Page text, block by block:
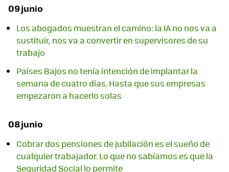
09 junio
Los abogados muestran el camino: la IA no nos va a
sustituir, nos va a convertir en supervisores de su
trabajo
Países Bajos no tenía intención de implantar la
semana de cuatro días. Hasta que sus empresas
empezaron a hacerlo solas
08 junio
Cobrar dos pensiones de jubilación es el sueño de
cualquier trabajador. Lo que no sabíamos es que la
Seguridad Social lo permite